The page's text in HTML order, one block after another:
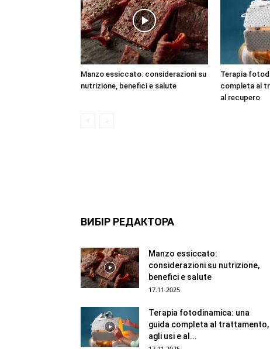
Manzo essiccato: considerazioni su
nutrizione, benefici e salute
Terapia
completa al
al recupero
ВИБІР РЕДАКТОРА
Manzo essiccato:
considerazioni su nutrizione,
benefici e salute
17.11.2025
Terapia fotodinamica: una
guida completa al trattamento,
agli usi e al...